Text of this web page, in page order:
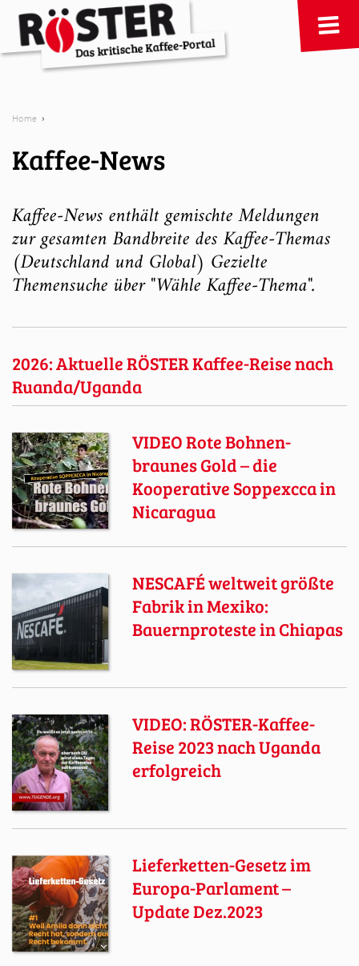
Home ›
Kaffee-News
Kaffee-News enthält gemischte Meldungen
zur gesamten Bandbreite des Kaffee-Themas
(Deutschland und Global) Gezielte
Themensuche über "Wähle Kaffee-Thema".
2026: Aktuelle RÖSTER Kaffee-Reise nach
Ruanda/Uganda
VIDEO Rote Bohnen-
braunes Gold – die
Kooperative Soppexcca in
Nicaragua
NESCAFÉ weltweit größte
Fabrik in Mexiko:
Bauernproteste in Chiapas
VIDEO: RÖSTER-Kaffee-
Reise 2023 nach Uganda
erfolgreich
Lieferketten-Gesetz im
Europa-Parlament –
Update Dez.2023